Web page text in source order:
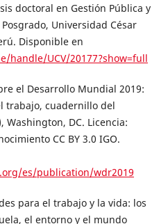
doctoral en Gestión Pública y
Universidad César
Disponible en
handle/UCV/20177?show=full
el Desarrollo Mundial 2019:
trabajo, cuadernillo del
Washington, DC. Licencia:
CC BY 3.0 IGO.
es/publication/wdr2019
para el trabajo y la vida: los
el entorno y el mundo